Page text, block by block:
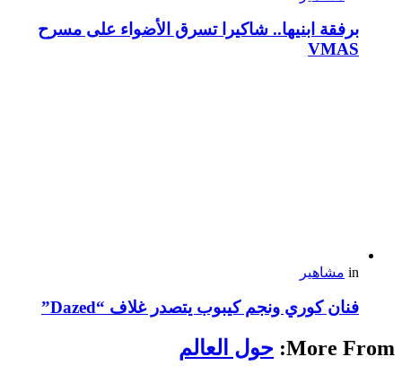
برفقة ابنيها.. شاكيرا تسرق الأضواء على مسرح
VMAS
in مشاهير
فنان كوري ونجم كيبوب يتصدر غلاف “Dazed”
More From: حول العالم